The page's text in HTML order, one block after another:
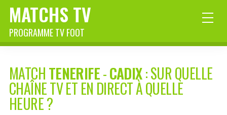
MATCHS TV
PROGRAMME TV FOOT
MATCHTENERIFE-CADIX: SUR QUELLE
CHAÎNE TV ET EN DIRECT À QUELLE
HEURE ?